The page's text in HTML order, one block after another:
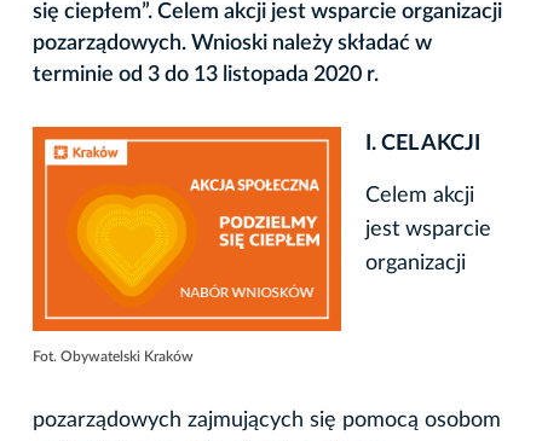
się ciepłem”. Celem akcji jest wsparcie organizacji
pozarządowych. Wnioski należy składać w
terminie od 3 do 13 listopada 2020 r.
Fot. Obywatelski Kraków
I. CEL AKCJI
Celem akcji
jest wsparcie
organizacji
pozarządowych zajmujących się pomocą osobom